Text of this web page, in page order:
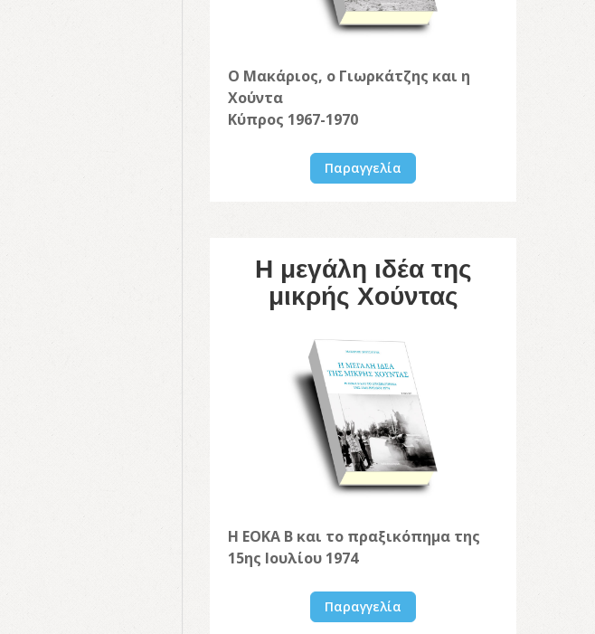
Ο Μακάριος, ο Γιωρκάτζης και η
Χούντα
Κύπρος 1967-1970
Παραγγελία
Η μεγάλη ιδέα της
μικρής Χούντας
Η ΕΟΚΑ Β και το πραξικόπημα της
15ης Ιουλίου 1974
Παραγγελία